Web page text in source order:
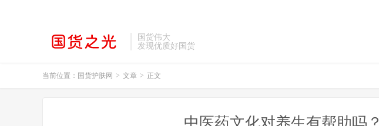
国货伟大
发现优质好国货
当前位置： 国货护肤网 > 文章 > 正文